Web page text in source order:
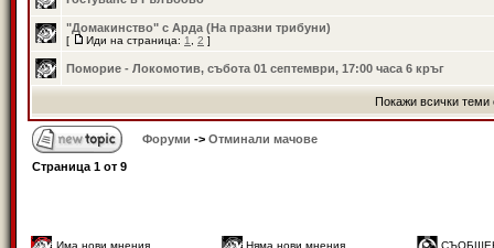
"Домакинство" с Арда (На празни трибуни)
[ Иди на страница: 1 2 ]
Поморие - Локомотив, събота 01 септември, 17:00 часа 6 кръг
Покажи всички теми
Форуми -> Отминали мачове
Страница 1 от 9
Има нови мнения Няма нови мнения